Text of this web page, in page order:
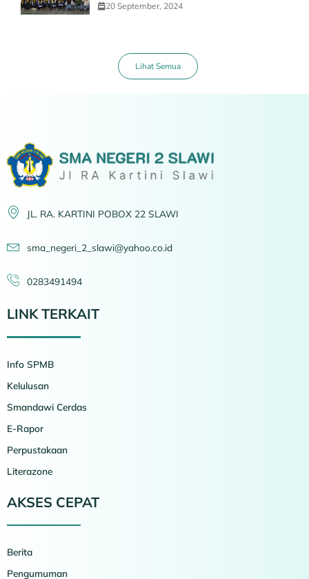
20 September, 2024
Lihat Semua
JL. RA. KARTINI POBOX 22 SLAWI
sma_negeri_2_slawi@yahoo.co.id
0283491494
LINK TERKAIT
Info SPMB
Kelulusan
Smandawi Cerdas
E-Rapor
Perpustakaan
Literazone
AKSES CEPAT
Berita
Pengumuman